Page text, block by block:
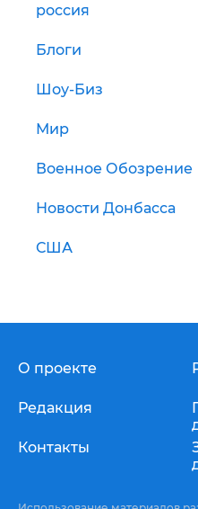
россия
Блоги
Шоу-Биз
Мир
Военное Обозрение
Новости Донбасса
США
О проекте
Редакция
Контакты